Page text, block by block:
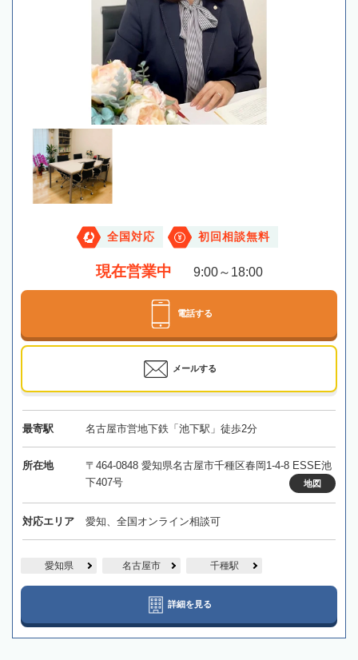
全国対応 初回相談無料
現在営業中 9:00～18:00
電話する
メールする
最寄駅 名古屋市営地下鉄「池下駅」徒歩2分
所在地
〒464-0848 愛知県名古屋市千種区春岡1-4-8 ESSE池
下407号
地図
対応エリア 愛知、全国オンライン相談可
愛知県 名古屋市 千種駅
詳細を見る